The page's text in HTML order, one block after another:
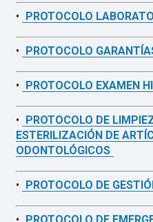
• PROTOCOLO
• PROTOCOLO
• PROTOCOLO EXAMEN
• PROTOCOLO DE
ESTERILIZACIÓN DE
ODONTOLÓGICOS
• PROTOCOLO DE